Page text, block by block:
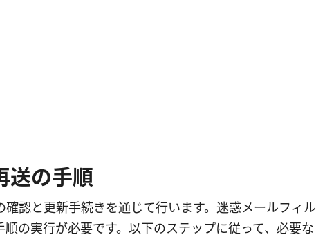
送の手順
認と更新手続きを通じて行います。迷惑メールフィル
の実行が必要です。以下のステップに従って、必要な